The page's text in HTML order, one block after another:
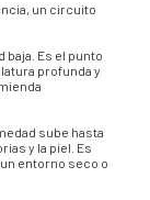
un circuito
baja. Es el punto
profunda y
sube hasta
y la piel. Es
entorno seco o